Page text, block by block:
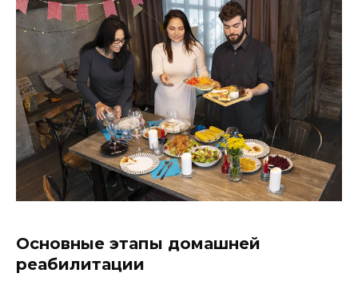
Основные этапы домашней
реабилитации